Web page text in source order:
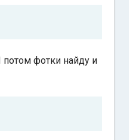
потом фотки найду и